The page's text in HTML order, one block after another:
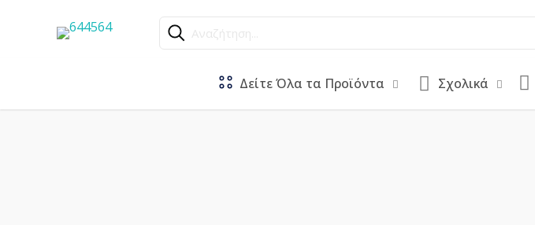
Αναζήτηση...
Δείτε Όλα τα Προϊόντα Σχολικά